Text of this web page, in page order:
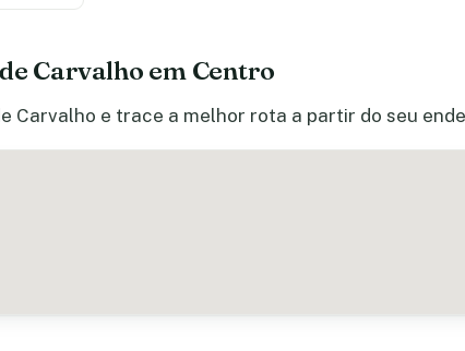
Carvalho em Centro
Carvalho e trace a melhor rota a partir do seu